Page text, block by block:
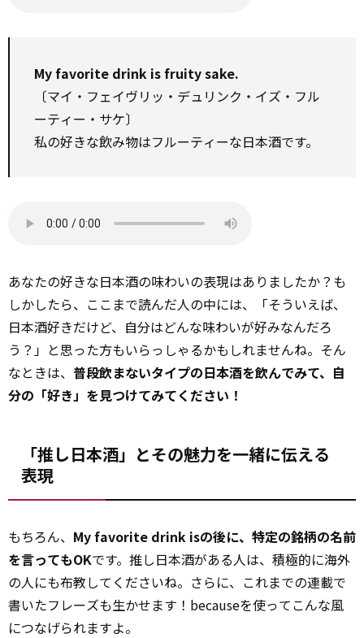
My favorite drink is fruity sake.
〔マイ・フェイヴリッ・デュリンク・イズ・フル
ーティー・サケ〕
私の好きな飲み物はフルーティーな日本酒です。
あなたの好きな日本酒の味わいの表現はありましたか？も
しかしたら、ここまで読んだ人の中には、「そういえば、
日本酒好きだけど、自分はどんな味わいが好みなんだろ
う？」と思った方もいらっしゃるかもしれませんね。そん
なときは、 普段飲まないタイプの日本酒を飲んでみて、自
分の「好き」を見つけてみてください！
「推し日本酒」とその魅力を一緒に伝える
表現
もちろん、 My favorite drink isの後に、特定の銘柄の名前
を言ってもOKです。推し日本酒がある人は、積極的に海外
の人にも布教してくださいね。さらに、これまでの連載で
書いたフレーズも生かせます！becauseを使ってこんな風
につなげられますよ。